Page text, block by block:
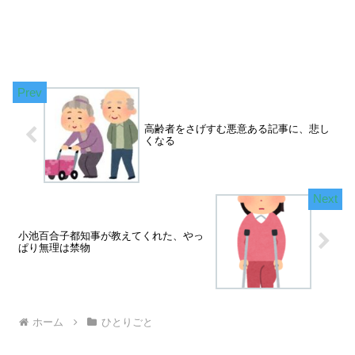
高齢者をさげすむ悪意ある記事に、悲し
くなる
小池百合子都知事が教えてくれた、やっ
ぱり無理は禁物
ホーム ひとりごと